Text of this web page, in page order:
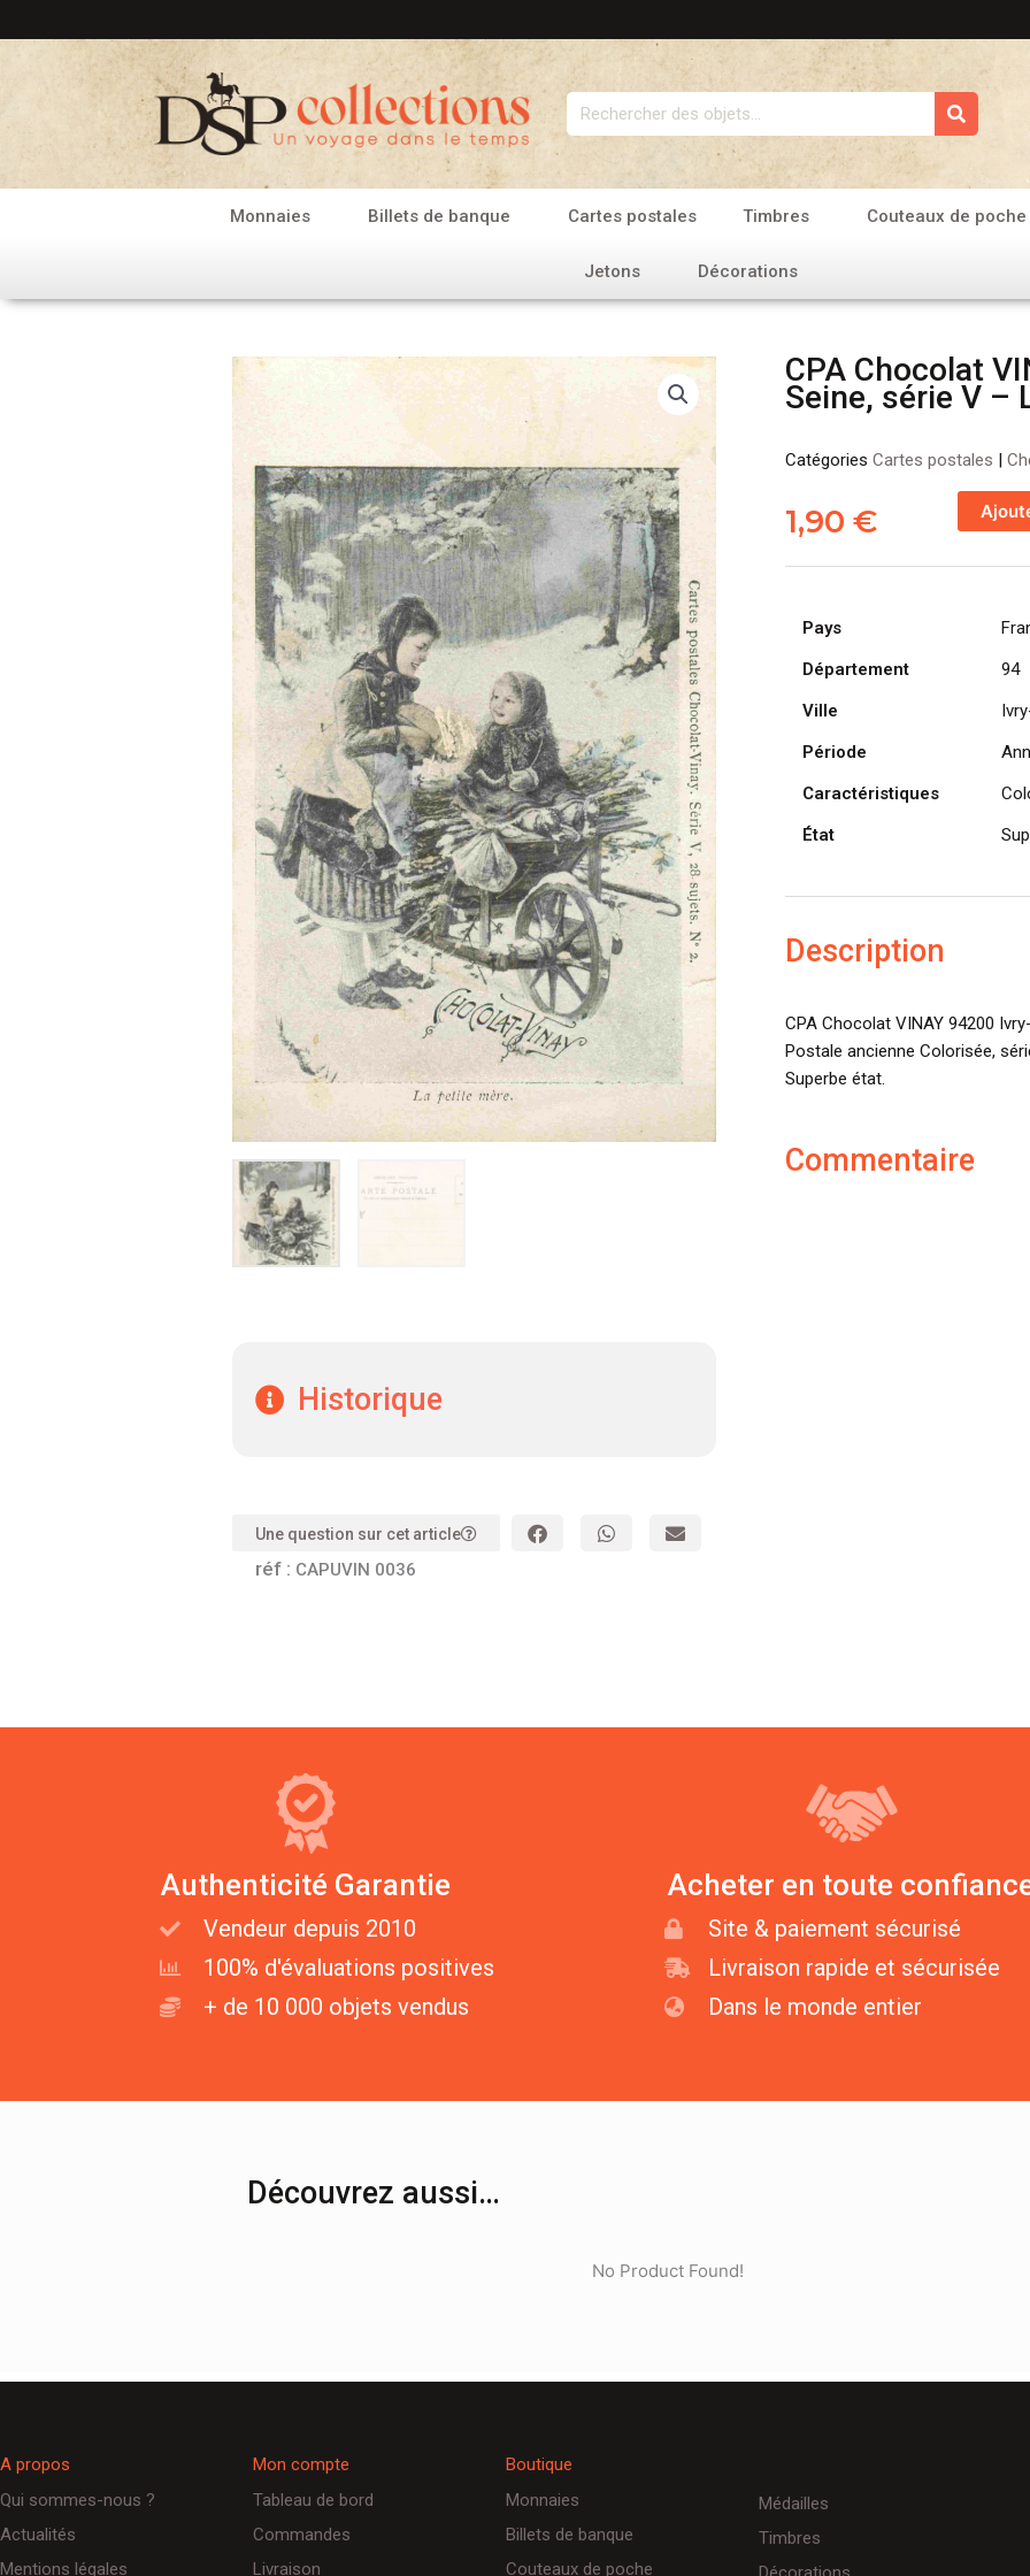
au
contenu
Rechercher
Monnaies Billets de banque Cartes postales Timbres Couteaux de poche
Jetons Décorations
Historique
Une question sur cet article
réf : CAPUVIN 0036
CPA Chocolat
Seine, série V –
Catégories Cartes postales |
1,90 €
quantité
de
Pays
Département
94
Ville
Période
Caractéristiques
État
Description
CPA Chocolat VINAY 94200
Postale ancienne Colorisée,
Superbe état.
Commentaire
Authenticité Garantie
Vendeur depuis 2010
100% d'évaluations positives
+ de 10 000 objets vendus
Acheter en toute
Site & paiement sécurisé
Livraison rapide et sécurisée
Dans le monde entier
Découvrez aussi…
No Product Found!
A propos
Qui sommes-nous ?
Actualités
Mentions légales
Mon compte
Tableau de bord
Commandes
Livraison
Boutique
Monnaies
Billets de banque
Couteaux de poche
Médailles
Timbres